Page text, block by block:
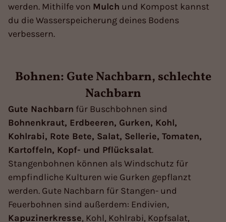
werden. Mithilfe von Mulch und Kompost kannst
du die Wasserspeicherung deines Bodens
verbessern.
Bohnen: Gute Nachbarn, schlechte
Nachbarn
Gute Nachbarn für Buschbohnen sind
Bohnenkraut, Erdbeeren, Gurken, Kohl,
Kohlrabi, Rote Bete, Salat, Sellerie, Tomaten,
Kartoffeln, Kopf- und Pflücksalat.
Stangenbohnen können als Windschutz für
empfindliche Kulturen wie Gurken gepflanzt
werden. Gute Nachbarn für Stangen- und
Feuerbohnen sind außerdem: Endivien,
Kapuzinerkresse, Kohl, Kohlrabi, Kopfsalat,